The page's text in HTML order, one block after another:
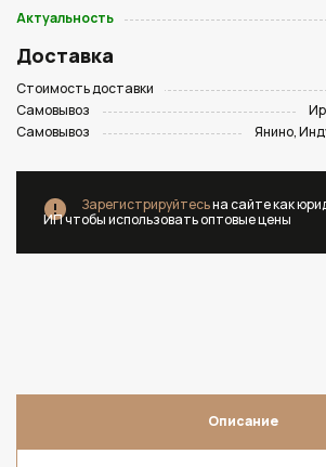
Актуальность
Доставка
Стоимость доставки
Самовывоз
Самовывоз
Янино,
Зарегистрируйтесьна сайте как
ИП чтобы использовать оптовые цены
Описание